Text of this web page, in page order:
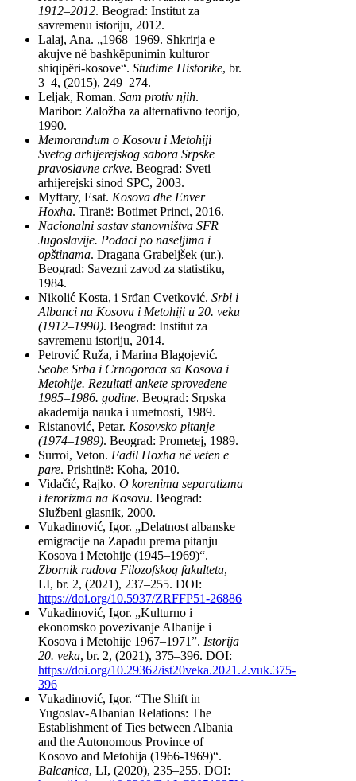
1912–2012. Beograd: Institut za
savremenu istoriju, 2012.
Lalaj, Ana. „1968–1969. Shkrirja e
akujve në bashkëpunimin kulturor
shiqipëri-kosove“. Studime Historike, br.
3–4, (2015), 249–274.
Leljak, Roman. Sam protiv njih.
Maribor: Založba za alternativno teorijo,
1990.
Memorandum o Kosovu i Metohiji
Svetog arhijerejskog sabora Srpske
pravoslavne crkve. Beograd: Sveti
arhijerejski sinod SPC, 2003.
Myftary, Esat. Kosova dhe Enver
Hoxha. Tiranë: Botimet Princi, 2016.
Nacionalni sastav stanovništva SFR
Jugoslavije. Podaci po naseljima i
opštinama. Dragana Grabeljšek (ur.).
Beograd: Savezni zavod za statistiku,
1984.
Nikolić Kosta, i Srđan Cvetković. Srbi i
Albanci na Kosovu i Metohiji u 20. veku
(1912–1990). Beograd: Institut za
savremenu istoriju, 2014.
Petrović Ruža, i Marina Blagojević.
Seobe Srba i Crnogoraca sa Kosova i
Metohije. Rezultati ankete sprovedene
1985–1986. godine. Beograd: Srpska
akademija nauka i umetnosti, 1989.
Ristanović, Petar. Kosovsko pitanje
(1974–1989). Beograd: Prometej, 1989.
Surroi, Veton. Fadil Hoxha në veten e
pare. Prishtinë: Koha, 2010.
Vidačić, Rajko. O korenima separatizma
i terorizma na Kosovu. Beograd:
Službeni glasnik, 2000.
Vukadinović, Igor. „Delatnost albanske
emigracije na Zapadu prema pitanju
Kosova i Metohije (1945–1969)“.
Zbornik radova Filozofskog fakulteta,
LI, br. 2, (2021), 237–255. DOI:
https://doi.org/10.5937/ZRFFP51-26886
Vukadinović, Igor. „Kulturno i
ekonomsko povezivanje Albanije i
Kosova i Metohije 1967–1971”. Istorija
20. veka, br. 2, (2021), 375–396. DOI:
https://doi.org/10.29362/ist20veka.2021.2.vuk.375-
396
Vukadinović, Igor. “The Shift in
Yugoslav-Albanian Relations: The
Establishment of Ties between Albania
and the Autonomous Province of
Kosovo and Metohija (1966-1969)“.
Balcanica, LI, (2020), 235–255. DOI: